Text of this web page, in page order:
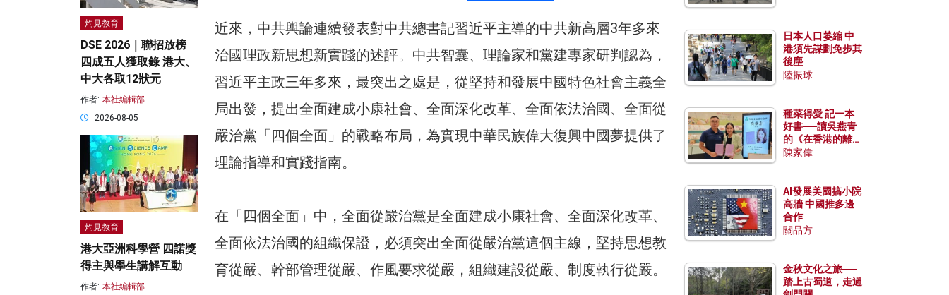
近來，中共輿論連續發表對中共總書記習近平主導的中共新高層3年多來
治國理政新思想新實踐的述評。中共智囊、理論家和黨建專家研判認為，
習近平主政三年多來，最突出之處是，從堅持和發展中國特色社會主義全
局出發，提出全面建成小康社會、全面深化改革、全面依法治國、全面從
嚴治黨「四個全面」的戰略布局，為實現中華民族偉大復興中國夢提供了
理論指導和實踐指南。
在「四個全面」中，全面從嚴治黨是全面建成小康社會、全面深化改革、
全面依法治國的組織保證，必須突出全面從嚴治黨這個主線，堅持思想教
育從嚴、幹部管理從嚴、作風要求從嚴，組織建設從嚴、制度執行從嚴。
灼見教育
DSE 2026｜聯招放榜
四成五人獲取錄 港大、
中大各取12狀元
作者: 本社編輯部
2026-08-05
灼見教育
港大亞洲科學營 四諾獎
得主與學生講解互動
作者: 本社編輯部
日本人口萎縮 中
港須先謀劃免步其
後塵
陸振球
種菜得愛 記一本
好書──讀吳燕青
的《在香港的離島
種菜》
陳家偉
AI發展美國搞小院
高牆 中國推多邊
合作
關品方
金秋文化之旅──
踏上古蜀道，走過